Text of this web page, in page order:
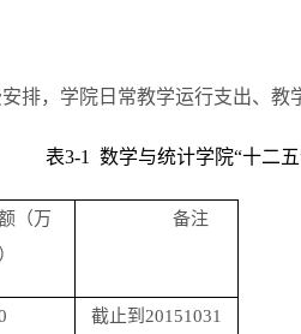
排，学院日常教学运行支出、教
表3-1 数学与统计学院“十二
（万
备注
截止到20151031